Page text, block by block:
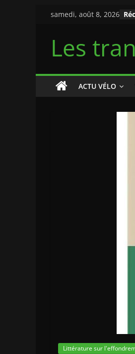
Passersamedi, août 8, 2026
Les
ACTU VÉLO
Littérature sur